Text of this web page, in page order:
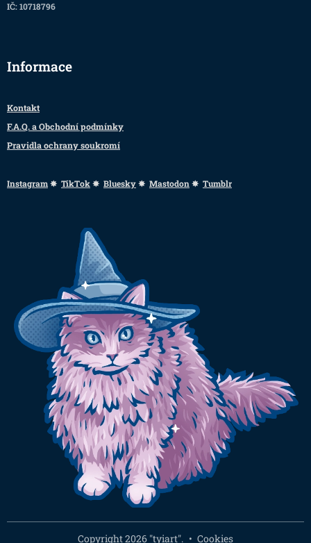
IČ: 10718796
Informace
Kontakt
F.A.Q. a Obchodní podmínky
Pravidla ochrany soukromí
Instagram✸ TikTok✸ Bluesky✸ Mastodon✸ Tumblr
Copyright 2026 "tyiart". Cookies